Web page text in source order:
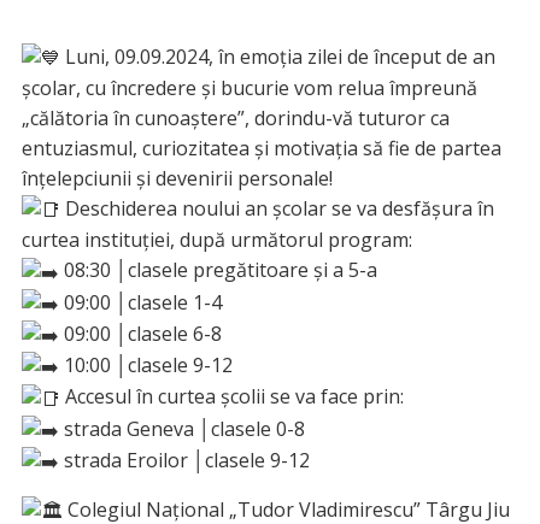
Luni, 09.09.2024, în emoția zilei de început de an
școlar, cu încredere și bucurie vom relua împreună
„călătoria în cunoaștere”, dorindu-vă tuturor ca
entuziasmul, curiozitatea și motivația să fie de partea
înțelepciunii și devenirii personale!
Deschiderea noului an școlar se va desfășura în
curtea instituției, după următorul program:
08:30 │clasele pregătitoare și a 5-a
09:00 │clasele 1-4
09:00 │clasele 6-8
10:00 │clasele 9-12
Accesul în curtea școlii se va face prin:
strada Geneva │clasele 0-8
strada Eroilor │clasele 9-12
Colegiul Național „Tudor Vladimirescu” Târgu Jiu